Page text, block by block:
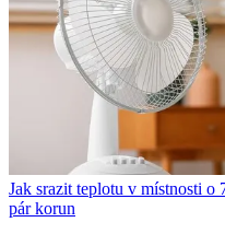
Jak srazit teplotu v místnosti o
pár korun